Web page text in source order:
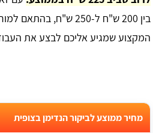
בין 200 ש"ח ל-250 ש"ח,
המקצוע שמגיע אליכם לבצע את
מחיר ממוצע לביקור הנדימן בצופית